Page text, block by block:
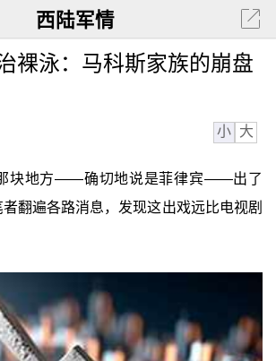
西陆军情
裸泳：马科斯家族的崩盘
小 大
块地方——确切地说是菲律宾——出了
翻遍各路消息，发现这出戏远比电视剧